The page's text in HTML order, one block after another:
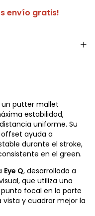
envío gratis!
un putter mallet
estabilidad,
uniforme. Su
ayuda a
durante el stroke,
en el green.
Eye Q, desarrollada a
que utiliza una
focal en la parte
y cuadrar mejor la